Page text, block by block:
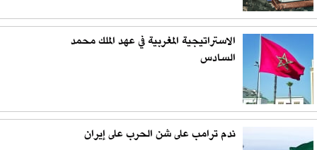
الاستراتيجية المغربية في عهد الملك محمد
السادس
ندم ترامب على شن الحرب على إيران